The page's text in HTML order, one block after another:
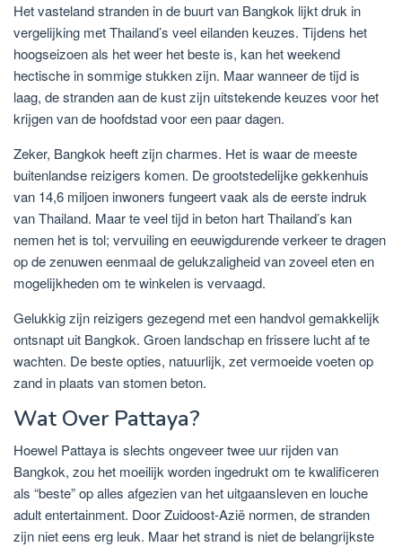
Het vasteland stranden in de buurt van Bangkok lijkt druk in
vergelijking met Thailand’s veel eilanden keuzes. Tijdens het
hoogseizoen als het weer het beste is, kan het weekend
hectische in sommige stukken zijn. Maar wanneer de tijd is
laag, de stranden aan de kust zijn uitstekende keuzes voor het
krijgen van de hoofdstad voor een paar dagen.
Zeker, Bangkok heeft zijn charmes. Het is waar de meeste
buitenlandse reizigers komen. De grootstedelijke gekkenhuis
van 14,6 miljoen inwoners fungeert vaak als de eerste indruk
van Thailand. Maar te veel tijd in beton hart Thailand’s kan
nemen het is tol; vervuiling en eeuwigdurende verkeer te dragen
op de zenuwen eenmaal de gelukzaligheid van zoveel eten en
mogelijkheden om te winkelen is vervaagd.
Gelukkig zijn reizigers gezegend met een handvol gemakkelijk
ontsnapt uit Bangkok. Groen landschap en frissere lucht af te
wachten. De beste opties, natuurlijk, zet vermoeide voeten op
zand in plaats van stomen beton.
Wat Over Pattaya?
Hoewel Pattaya is slechts ongeveer twee uur rijden van
Bangkok, zou het moeilijk worden ingedrukt om te kwalificeren
als “beste” op alles afgezien van het uitgaansleven en louche
adult entertainment. Door Zuidoost-Azië normen, de stranden
zijn niet eens erg leuk. Maar het strand is niet de belangrijkste